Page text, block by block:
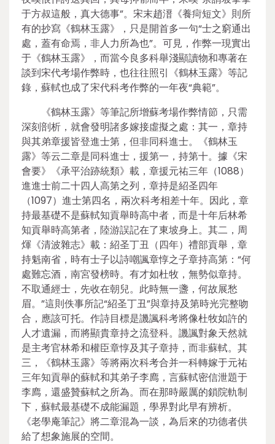
于方叔這般，真大德事”。宋末趙溍《養疴短文》則所
有的抄寫《鶴林玉露》，只是開首多一句“士之窮通出
處，蓋有命焉，非人力所為也”。可見，作弊一現實出
于《鶴林玉露》，而當今良多科舉淺顯讀物和專著在
談到宋代考場作弊時，也往往照引《鶴林玉露》等記
錄，蘇軾也成了宋代科考作弊的一年夜“典範”。
《鶴林玉露》等筆記所增蘇考場作弊情節，只需
深刻剖析，就會發明諸多嫁接虛擬之處：其一，章持
與其弟章援皆登進士第，但非同科進士。《鶴林玉
露》等云二章是同科進士，援第一，持第十。據《宋
會要》《承平治跡統類》載，章援元祐三年（1088）
進進士前二十四人高第之列，章持是紹圣四年
（1097）進士第四名，兩次科考相差十年。因此，章
持最基礎不是蘇軾知貢舉時高中者，而是十年后林希
知貢舉時高第者，陸游誤記在了東坡身上。其二，周
煇《清波雜志》載：紹圣丁丑（四年）禮部貢舉，章
持魁南省，時有士子以詩嘲諷章惇之子章持高第：“何
處難忘酒，南宮發榜時。有才如杜牧，無勢似章持。
不取通經士，先收在朝兒。此時無一盞，何故展愁
眉。”這則佚事所記“紹圣丁丑”與章持及第時光完整吻
合，應該可托。作詩目標是譏諷科考將像杜牧如許的
人才遺漏，而將顯貴章持之流登科。譏諷對象天然就
是主考官林希和權臣章惇及其子章持，而非蘇軾。其
三，《鶴林玉露》等將兩次科考合并一科轉嫁于元祐
三年知貢舉的蘇軾和其弟子李廌，言蘇軾密信泄題于
李廌，還盛贊蘇軾之所為。而在那時嚴厲的鎖院軌制
下，蘇軾最基礎不成能漏題，學界對此早有辨析。
《老學庵筆記》將二章混為一談，為后來的功德者供
給了想象施展的空間。